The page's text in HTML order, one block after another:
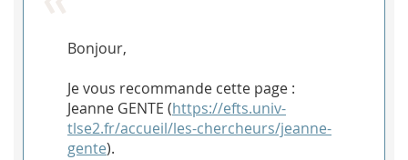
Bonjour,
Je vous recommande cette page :
Jeanne GENTE (https://efts.univ-
tlse2.fr/accueil/les-chercheurs/jeanne-
gente).